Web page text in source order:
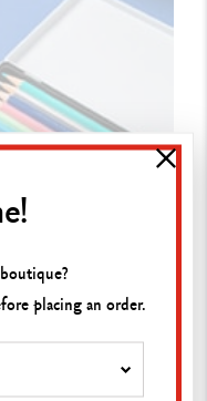
SO REGEN SIE DIE
am
die Kreativität
fördern?
placing an order.